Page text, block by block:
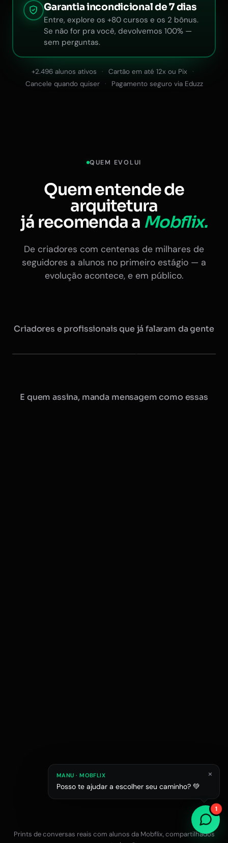
QUEM EVOLUI
Quem entende de
arquitetura
já recomenda a Mobflix.
De criadores com centenas de milhares de
seguidores a alunos no primeiro estágio — a
evolução acontece, e em público.
Criadores e profissionais que já falaram da gente
Maurício @arquitretas Eduardo Nóbrega
E quem assina, manda mensagem como essas
Júlia L.
Raphael M.
Estagiário em
Prints de conversas reais com alunos da Mobflix, compartilhados
Garantia incondicional de 7 dias
Entre, explore os +80 cursos e os 2 bônus.
Se não for pra você, devolvemos 100% —
sem perguntas.
+2.496 alunos ativos
Cartão em até 12x ou Pix
Cancele quando quiser
Pagamento seguro via Eduzz
12x R$47
1
MANU · MOBFLIX
Posso te ajudar a escolher seu caminho? 💚
×
Falar com a equipe no WhatsApp